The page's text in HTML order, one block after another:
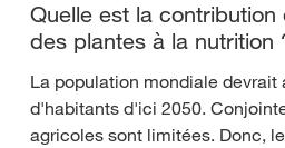
Quelle est la contribution
des plantes à la nutrition
La population mondiale
d'habitants d'ici 2050.
agricoles sont limitées. Donc,